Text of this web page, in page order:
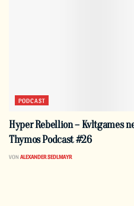
PODCAST
Hyper Rebellion – Kvltgames
Thymos Podcast #26
VON ALEXANDER SEDLMAYR